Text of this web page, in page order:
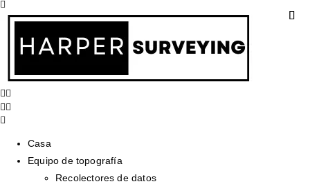
Casa
Equipo de topografía
Recolectores de datos